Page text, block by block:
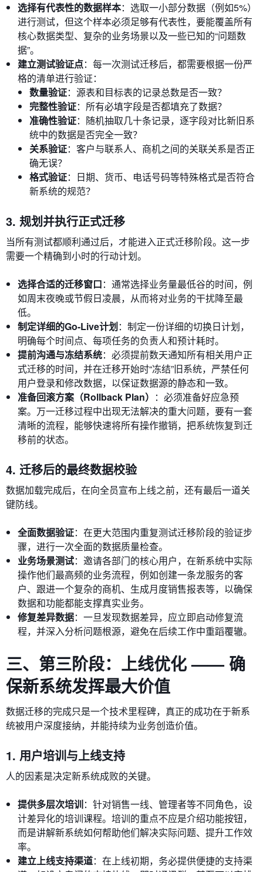
选择有代表性的数据样本：选取一小部分数据（例如5%）
进行测试，但这个样本必须足够有代表性，要能覆盖所有
核心数据类型、复杂的业务场景以及一些已知的“问题数
据”。
建立测试验证点：每一次测试迁移后，都需要根据一份严
格的清单进行验证：
数量验证：源表和目标表的记录总数是否一致？
完整性验证：所有必填字段是否都填充了数据？
准确性验证：随机抽取几十条记录，逐字段对比新旧系
统中的数据是否完全一致？
关系验证：客户与联系人、商机之间的关联关系是否正
确无误？
格式验证：日期、货币、电话号码等特殊格式是否符合
新系统的规范？
3. 规划并执行正式迁移
当所有测试都顺利通过后，才能进入正式迁移阶段。这一步
需要一个精确到小时的行动计划。
选择合适的迁移窗口：通常选择业务量最低谷的时间，例
如周末夜晚或节假日凌晨，从而将对业务的干扰降至最
低。
制定详细的Go-Live计划：制定一份详细的切换日计划，
明确每个时间点、每项任务的负责人和预计耗时。
提前沟通与冻结系统：必须提前数天通知所有相关用户正
式迁移的时间，并在迁移开始时“冻结”旧系统，严禁任何
用户登录和修改数据，以保证数据源的静态和一致。
准备回滚方案（Rollback Plan） ：必须准备好应急预
案。万一迁移过程中出现无法解决的重大问题，要有一套
清晰的流程，能够快速将所有操作撤销，把系统恢复到迁
移前的状态。
4. 迁移后的最终数据校验
数据加载完成后，在向全员宣布上线之前，还有最后一道关
键防线。
全面数据验证：在更大范围内重复测试迁移阶段的验证步
骤，进行一次全面的数据质量检查。
业务场景测试：邀请各部门的核心用户，在新系统中实际
操作他们最高频的业务流程，例如创建一条龙服务的客
户、跟进一个复杂的商机、生成月度销售报表等，以确保
数据和功能都能支撑真实业务。
修复差异数据：一旦发现数据差异，应立即启动修复流
程，并深入分析问题根源，避免在后续工作中重蹈覆辙。
三、第三阶段：上线优化 —— 确
保新系统发挥最大价值
数据迁移的完成只是一个技术里程碑，真正的成功在于新系
统被用户深度接纳，并能持续为业务创造价值。
1. 用户培训与上线支持
人的因素是决定新系统成败的关键。
提供多层次培训：针对销售一线、管理者等不同角色，设
计差异化的培训课程。培训的重点不应是介绍功能按钮，
而是讲解新系统如何帮助他们解决实际问题、提升工作效
率。
建立上线支持渠道：在上线初期，务必提供便捷的支持渠